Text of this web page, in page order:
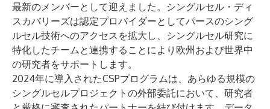
最新のメンバーとして迎えました。シングルセル・ディ
スカバリーズは認定プロバイダーとしてパースのシング
ルセル技術へのアクセスを拡大し、シングルセル研究に
特化したチームと連携することにより欧州および世界中
の研究者をサポートします。
2024年に導入されたCSPプログラムは、あらゆる規模の
シングルセルプロジェクトの外部委託において、研究者